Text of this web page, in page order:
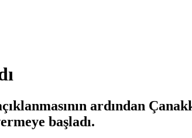
ardından
başladı.